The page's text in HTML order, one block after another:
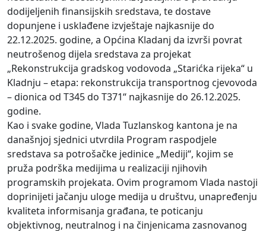
dodijeljenih finansijskih sredstava, te dostave
dopunjene i usklađene izvještaje najkasnije do
22.12.2025. godine, a Općina Kladanj da izvrši povrat
neutrošenog dijela sredstava za projekat
„Rekonstrukcija gradskog vodovoda „Starićka rijeka“ u
Kladnju – etapa: rekonstrukcija transportnog cjevovoda
– dionica od T345 do T371“ najkasnije do 26.12.2025.
godine.
Kao i svake godine, Vlada Tuzlanskog kantona je na
današnjoj sjednici utvrdila Program raspodjele
sredstava sa potrošačke jedinice „Mediji“, kojim se
pruža podrška medijima u realizaciji njihovih
programskih projekata. Ovim programom Vlada nastoji
doprinijeti jačanju uloge medija u društvu, unapređenju
kvaliteta informisanja građana, te poticanju
objektivnog, neutralnog i na činjenicama zasnovanog